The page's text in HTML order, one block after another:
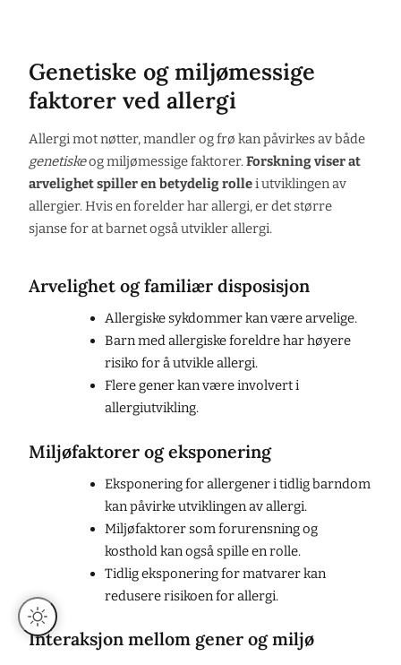
Genetiske og miljømessige
faktorer ved allergi
Allergi mot nøtter, mandler og frø kan påvirkes av både
genetiskeog miljømessige faktorer.Forskning viser at
arvelighet spiller en betydelig rollei utviklingen av
allergier. Hvis en forelder har allergi, er det større
sjanse for at barnet også utvikler allergi.
Arvelighet og familiær disposisjon
Allergiske sykdommer kan være arvelige.
Barn med allergiske foreldre har høyere
risiko for å utvikle allergi.
Flere gener kan være involvert i
allergiutvikling.
Miljøfaktorer og eksponering
Eksponering for allergener i tidlig barndom
kan påvirke utviklingen av allergi.
Miljøfaktorer som forurensning og
kosthold kan også spille en rolle.
Tidlig eksponering for matvarer kan
redusere risikoen for allergi.
Interaksjon mellom gener og miljø